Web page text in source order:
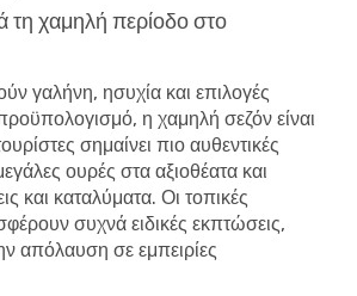
τη χαμηλή περίοδο στο
γαλήνη, ησυχία και επιλογές
η χαμηλή σεζόν είναι
σημαίνει πιο αυθεντικές
ουρές στα αξιοθέατα και
και καταλύματα. Οι τοπικές
συχνά ειδικές εκπτώσεις,
απόλαυση σε εμπειρίες